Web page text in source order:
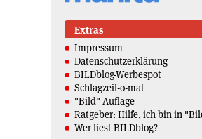
Extras
Impressum
Datenschutzerklärung
BILDblog-Werbespot
Schlagzeil-o-mat
"Bild"-Auflage
Ratgeber: Hilfe, ich bin in
Wer liest BILDblog?